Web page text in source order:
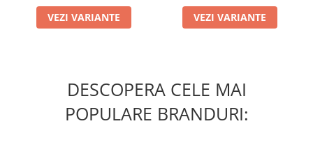
VEZI VARIANTE VEZI VARIANTE
DESCOPERA CELE MAI
POPULARE BRANDURI: